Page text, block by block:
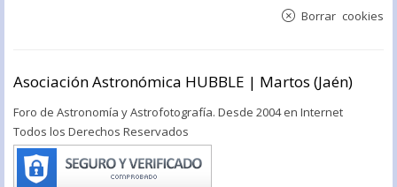
Borrar cookies
Asociación Astronómica HUBBLE | Martos (Jaén)
Foro de Astronomía y Astrofotografía. Desde 2004 en Internet
Todos los Derechos Reservados